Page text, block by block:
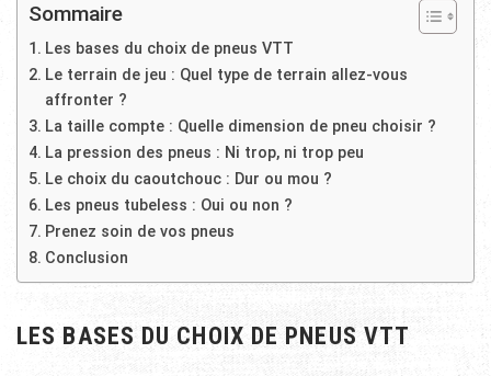
Sommaire
Les bases du choix de pneus VTT
Le terrain de jeu : Quel type de terrain allez-vous
affronter ?
La taille compte : Quelle dimension de pneu choisir ?
La pression des pneus : Ni trop, ni trop peu
Le choix du caoutchouc : Dur ou mou ?
Les pneus tubeless : Oui ou non ?
Prenez soin de vos pneus
Conclusion
LES BASES DU CHOIX DE PNEUS VTT